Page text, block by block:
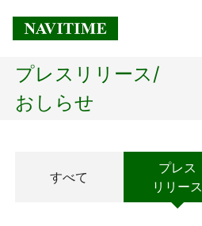
トップページ
経営理念
プレスリリース/
おしらせ
すべて
プレス
リリース